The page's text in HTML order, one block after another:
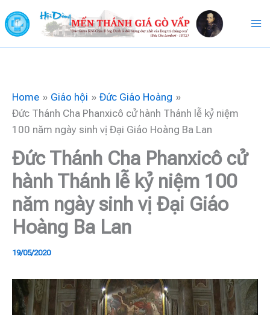
to
content
Home Giáo hội
Đức Giáo Hoàng
Đức Thánh Cha Phanxicô cử hành Thánh lễ kỷ niệm
100 năm ngày sinh vị Đại Giáo Hoàng Ba Lan
Đức Thánh Cha Phanxicô cử
hành Thánh lễ kỷ niệm 100
năm ngày sinh vị Đại Giáo
Hoàng Ba Lan
19/05/2020